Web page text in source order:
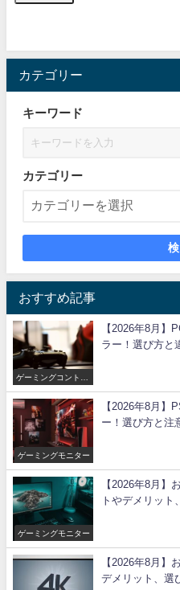
カテゴリー
キーワード
カテゴリー
おすすめ記事
ゲーミングコントロ
【2026年8月】
ラー！選び方と
ゲーミングモニター
【2026年8月】
ー！選び方と注
ゲーミングモニター
【2026年8月】
トやデメリット
【2026年8月】
デメリット、選